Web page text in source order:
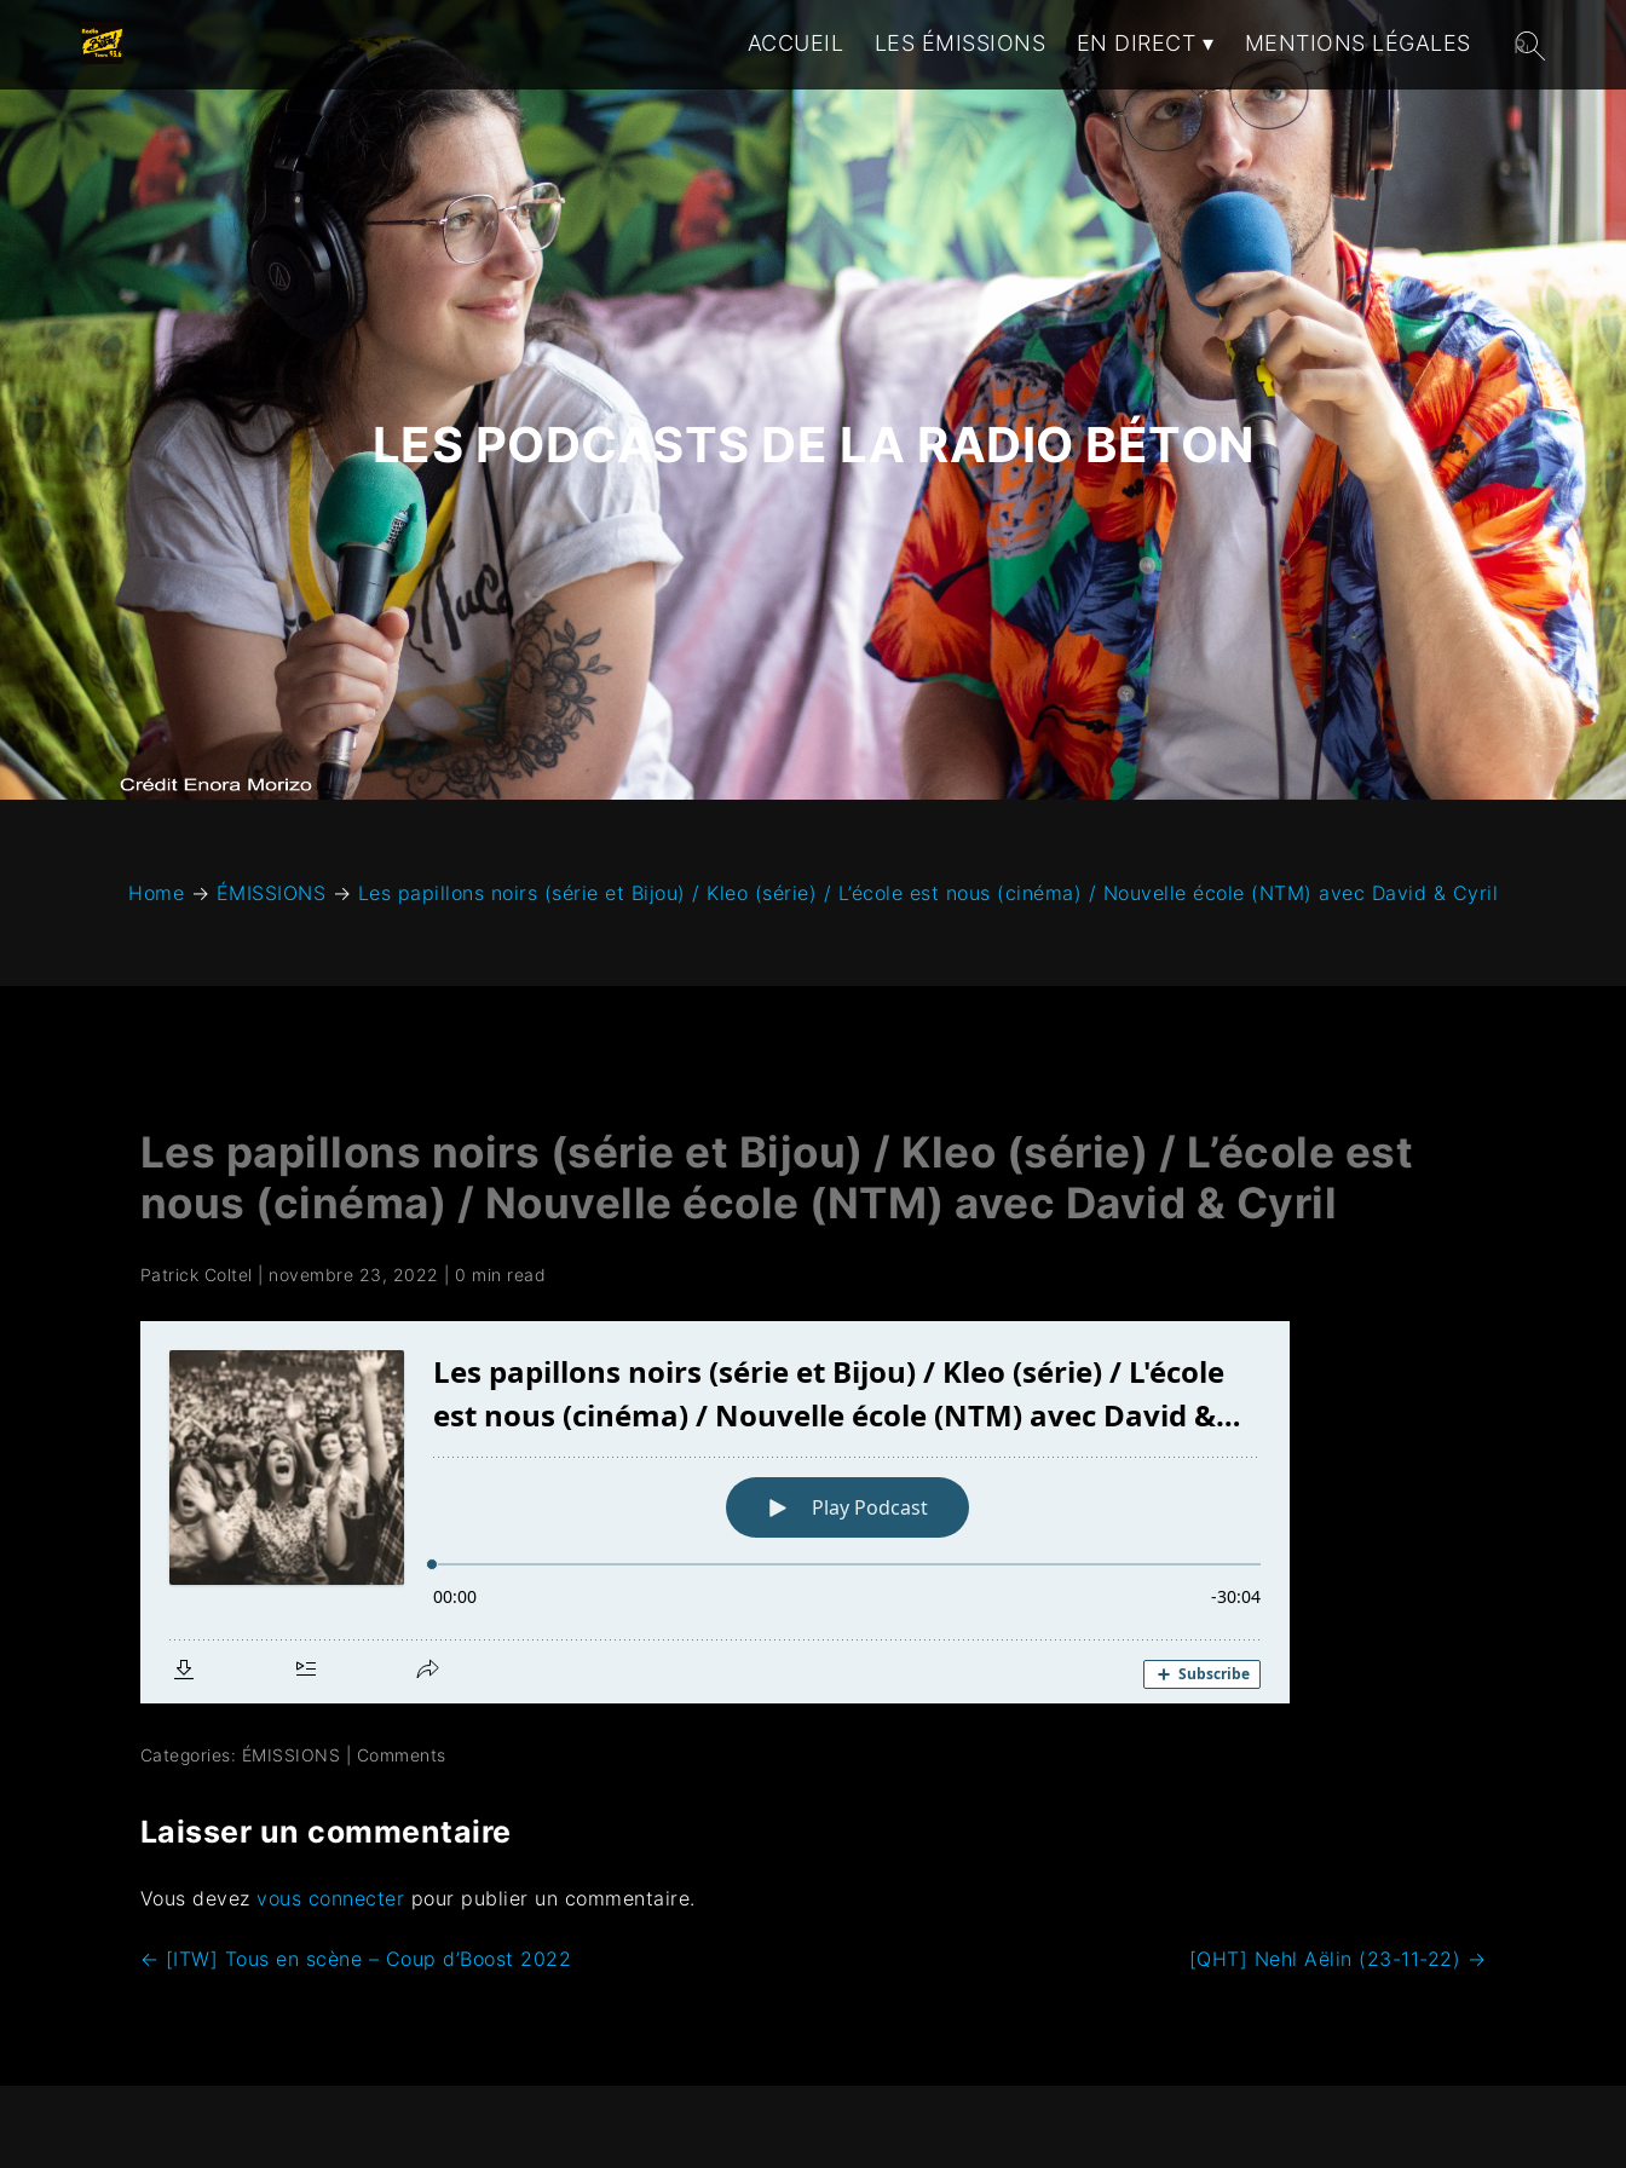
ACCUEIL LES ÉMISSIONS EN DIRECT MENTIONS LÉGALES
LES PODCASTS DE LA RADIO BÉTON
Home → ÉMISSIONS → Les papillons noirs (série et Bijou) / Kleo (série) / L’école est nous (cinéma) / Nouvelle école (NTM) avec David & Cyril
Les papillons noirs (série et Bijou) / Kleo (série) / L’école est
nous (cinéma) / Nouvelle école (NTM) avec David & Cyril
Patrick Coltel novembre 23, 2022 0 min read
Categories: ÉMISSIONS Comments
Laisser un commentaire
Vous devezvous connecter pour publier un commentaire.
← [ITW] Tous en scène – Coup d’Boost 2022 [QHT] Nehl Aëlin (23-11-22) →